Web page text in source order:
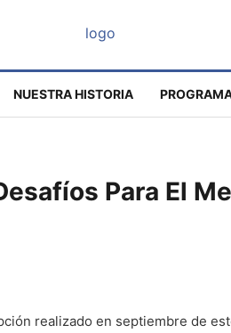
NUESTRA HISTORIA
Para El
realizado en septiembre de